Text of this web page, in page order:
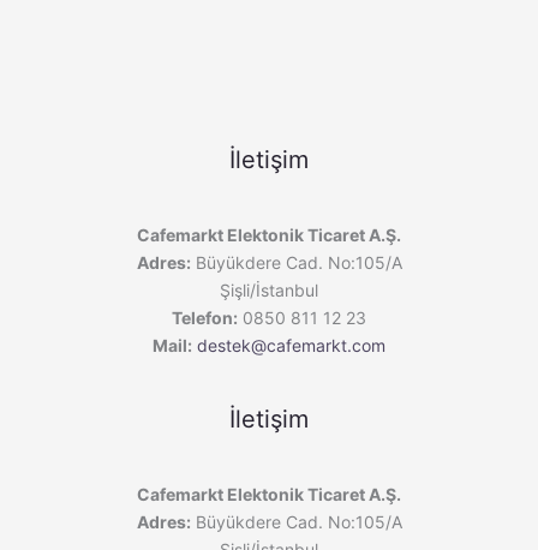
İletişim
Cafemarkt Elektonik Ticaret A.Ş.
Adres: Büyükdere Cad. No:105/A
Şişli/İstanbul
Telefon: 0850 811 12 23
Mail: destek@cafemarkt.com
İletişim
Cafemarkt Elektonik Ticaret A.Ş.
Adres: Büyükdere Cad. No:105/A